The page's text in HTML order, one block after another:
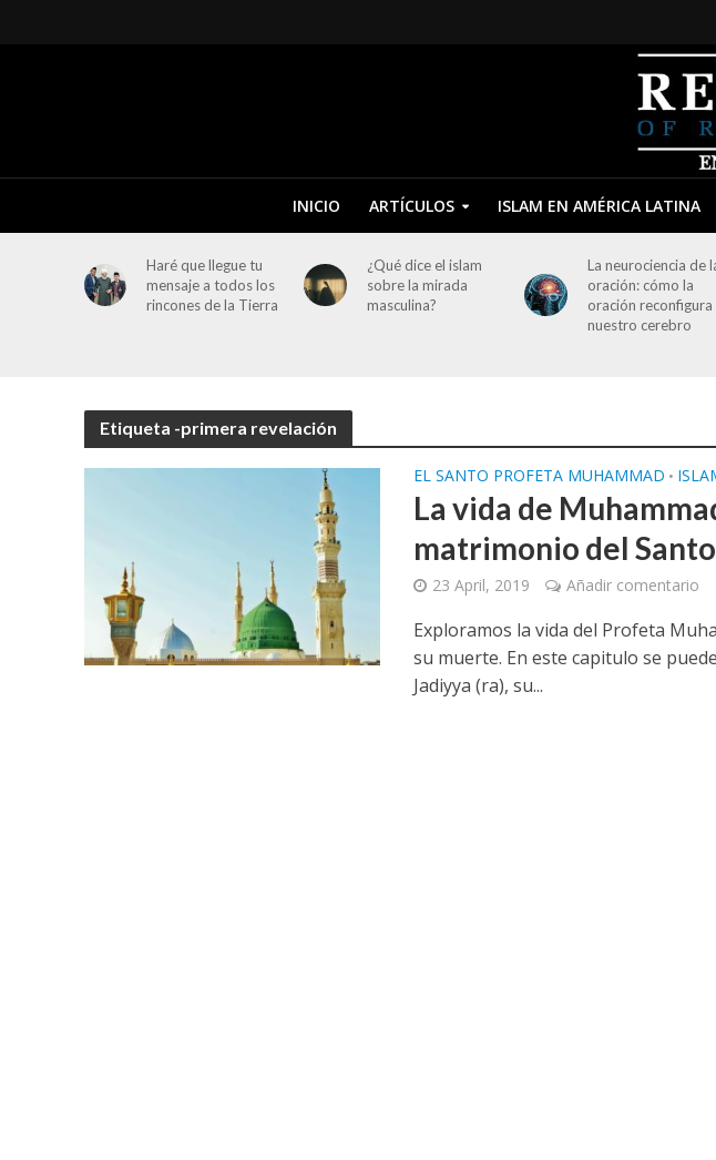
INICIO ARTÍCULOS ISLAM EN AMÉRICA LATINA
Haré que llegue tu
mensaje a todos los
rincones de la Tierra
¿Qué dice el islam
sobre la mirada
masculina?
La neurociencia de
oración: cómo la
oración reconfigura
nuestro cerebro
Etiqueta -primera revelación
EL SANTO PROFETA MUHAMMAD •
La vida de
matrimonio del
23 April, 2019 Añadir comentario
Exploramos la vida del Profeta
su muerte. En este capitulo se
Jadiyya (ra), su...